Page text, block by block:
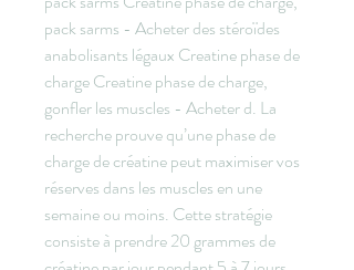
pack sarms - Acheter des stéroïdes
anabolisants légaux Creatine phase de
charge Creatine phase de charge,
gonfler les muscles - Acheter d. La
recherche prouve qu’une phase de
charge de créatine peut maximiser vos
réserves dans les muscles en une
semaine ou moins. Cette stratégie
consiste à prendre 20 grammes de